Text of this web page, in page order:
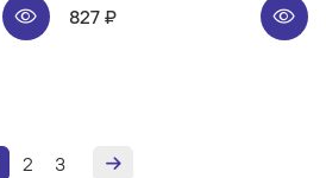
827 ₽
2 3